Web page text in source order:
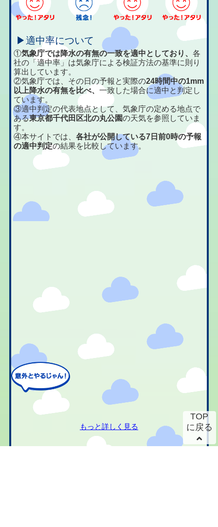
▶適中率について
①気象庁では降水の有無の一致を適中としており、各
社の「適中率」は気象庁による検証方法の基準に則り
算出しています。
②気象庁では、その日の予報と実際の24時間中の1mm
以上降水の有無を比べ、一致した場合に適中と判定し
ています。
③適中判定の代表地点として、気象庁の定める地点で
ある東京都千代田区北の丸公園の天気を参照していま
す。
④本サイトでは、各社が公開している7日前0時の予報
の適中判定の結果を比較しています。
もっと詳しく見る
TOP
に戻る